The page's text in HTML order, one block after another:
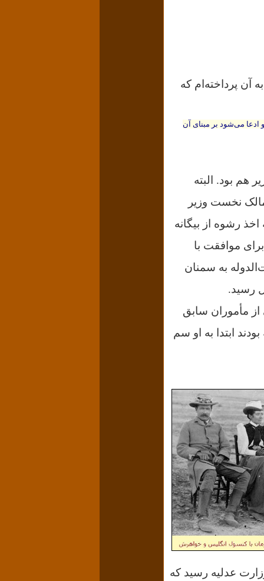
آن پرداخته‌ام که
ادعا می‌شود بر مبنای آن
هم بود. البته
نخست وزیر
رشوه از بیگانه
موافقت با
به سمنان
از مأموران سابق
ابتدا به او سم
عدلیه رسید که